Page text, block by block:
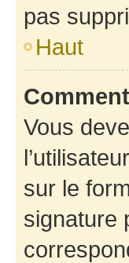
pas
Haut
Vous
sur le
signature